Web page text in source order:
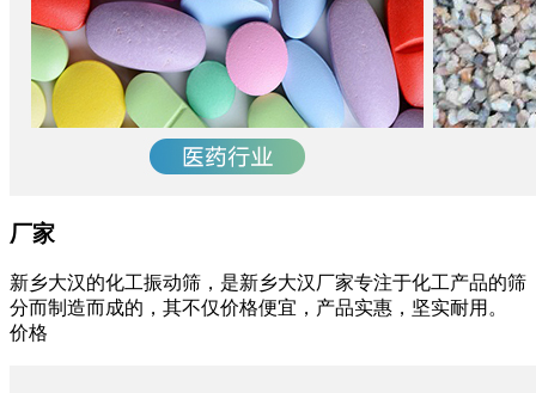
厂家
新乡大汉的化工振动筛，是新乡大汉厂家专注于化工产品的筛
分而制造而成的，其不仅价格便宜，产品实惠，坚实耐用。
价格